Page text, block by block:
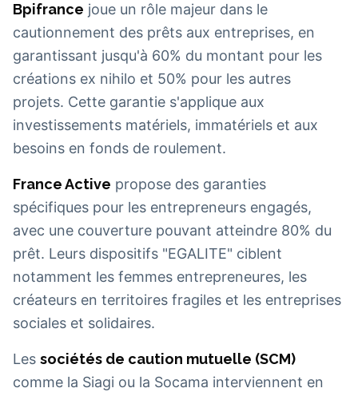
Bpifrance joue un rôle majeur dans le
cautionnement des prêts aux entreprises, en
garantissant jusqu'à 60% du montant pour les
créations ex nihilo et 50% pour les autres
projets. Cette garantie s'applique aux
investissements matériels, immatériels et aux
besoins en fonds de roulement.
France Active propose des garanties
spécifiques pour les entrepreneurs engagés,
avec une couverture pouvant atteindre 80% du
prêt. Leurs dispositifs "EGALITE" ciblent
notamment les femmes entrepreneures, les
créateurs en territoires fragiles et les entreprises
sociales et solidaires.
Les sociétés de caution mutuelle (SCM)
comme la Siagi ou la Socama interviennent en